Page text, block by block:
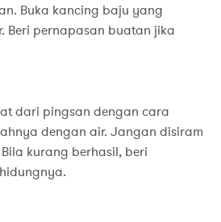
Buka kancing baju yang
Beri pernapasan buatan jika
dari pingsan dengan cara
dengan air. Jangan disiram
kurang berhasil, beri